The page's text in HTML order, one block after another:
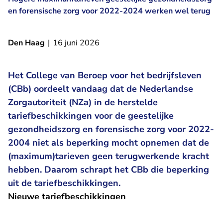
en forensische zorg voor 2022-2024 werken wel terug
Den Haag | 16 juni 2026
Het College van Beroep voor het bedrijfsleven
(CBb) oordeelt vandaag dat de Nederlandse
Zorgautoriteit (NZa) in de herstelde
tariefbeschikkingen voor de geestelijke
gezondheidszorg en forensische zorg voor 2022-
2004 niet als beperking mocht opnemen dat de
(maximum)tarieven geen terugwerkende kracht
hebben. Daarom schrapt het CBb die beperking
uit de tariefbeschikkingen.
Nieuwe tariefbeschikkingen